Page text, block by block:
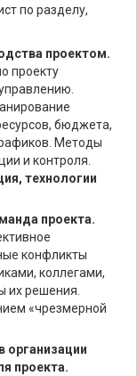
по разделу,
проектом.
проекту
бюджета,
Методы
и контроля.
технологии
проекта.
конфликты
коллегами,
их решения.
«чрезмерной
организации
проекта.